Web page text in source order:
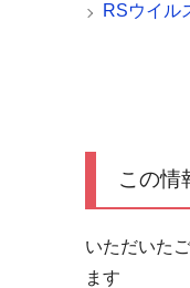
RSウイル
この情
いただいた
ます